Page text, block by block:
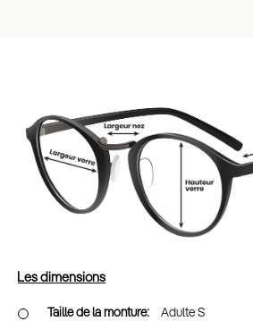
Les dimensions
Adulte S